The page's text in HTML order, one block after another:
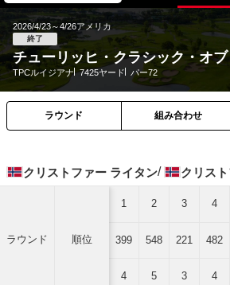
2026/4/23～4/26アメリカ
終了
チューリッヒ・クラシック・オ
TPCルイジアナ 7425ヤード パー72
ラウンド 組み合わせ
クリストファー ライタン クリス
ラウンド 順位
1 2 3 4
399 548 221 482
4 5 3 4